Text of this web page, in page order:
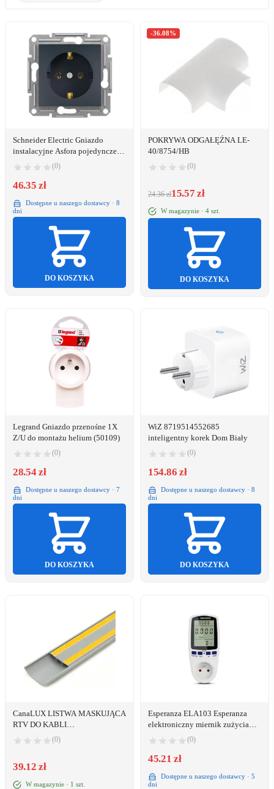
Schneider Electric Gniazdo
instalacyjne Asfora pojedyncze
schuko antracyt (EPH2900171)
(0)
46.35 zł
Dostępne u naszego dostawcy · 8
dni
DO KOSZYKA
-36.08%
POKRYWA ODGAŁĘŹNA LE-
40/8754/HB
(0)
24.36 zł15.57 zł
W magazynie · 4 szt.
DO KOSZYKA
Legrand Gniazdo przenośne 1X
Z/U do montażu helium (50109)
(0)
28.54 zł
Dostępne u naszego dostawcy · 7
dni
DO KOSZYKA
WiZ 8719514552685
inteligentny korek Dom Biały
(0)
154.86 zł
Dostępne u naszego dostawcy · 8
dni
DO KOSZYKA
CanaLUX LISTWA MASKUJĄCA
RTV DO KABLI
SAMOPRZYLEPNA 50x12mm
2m
(0)
39.12 zł
W magazynie · 1 szt.
Esperanza ELA103 Esperanza
elektroniczny miernik zużycia
(0)
45.21 zł
Dostępne u naszego dostawcy · 5
dni